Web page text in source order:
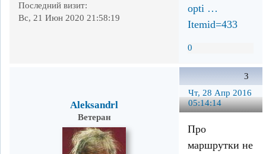
Последний визит:
Вс, 21 Июн 2020 21:58:19
opti …
Itemid=433
0
3
Чт, 28 Апр 2016
05:14:14
Aleksandrl
Ветеран
Про
маршрутки не